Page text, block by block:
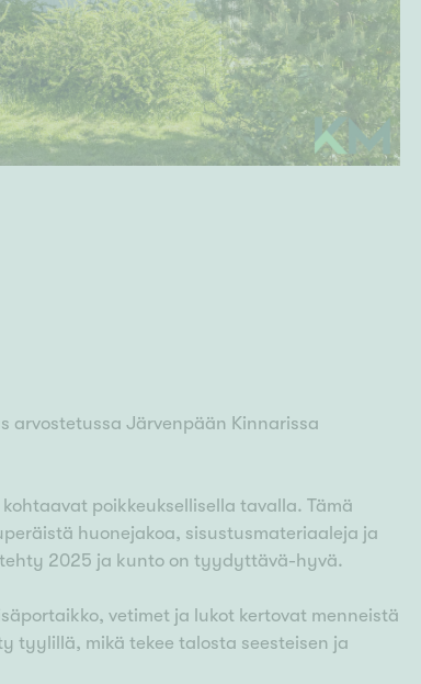
arvostetussa Järvenpään Kinnarissa
poikkeuksellisella tavalla. Tämä
huonejakoa, sisustusmateriaaleja ja
2025 ja kunto on tyydyttävä-hyvä.
vetimet ja lukot kertovat menneistä
tyylillä, mikä tekee talosta seesteisen ja